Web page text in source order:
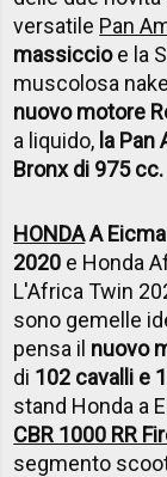
versatile Pan
massiccioe la
muscolosa
nuovo motore
a liquido, la Pan
Bronx di 975 cc.
HONDAA
2020 e Honda
L'Africa Twin
sono gemelle
pensa il nuovo
di 102 cavalli e
stand Honda a
CBR 1000 RR
segmento